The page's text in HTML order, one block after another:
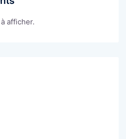
afficher.